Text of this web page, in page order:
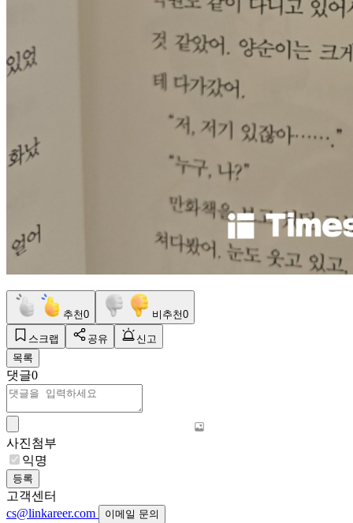
추천0 비추천0
스크랩 공유
신고
목록
댓글0
사진첨부
익명
등록
고객센터
cs@linkareer.com
이메일 문의